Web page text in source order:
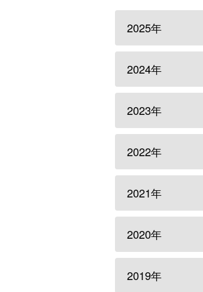
2025年
2024年
2023年
2022年
2021年
2020年
2019年